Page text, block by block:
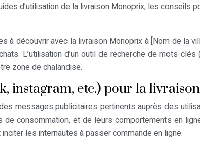
d’utilisation de la livraison Monoprix, les conseils
découvrir avec la livraison Monoprix à [Nom de la
L’utilisation d’un outil de recherche de mots-
zone de chalandise.
instagram, etc.) pour la
messages publicitaires pertinents auprès des
consommation, et de leurs comportements en
les internautes à passer commande en ligne.